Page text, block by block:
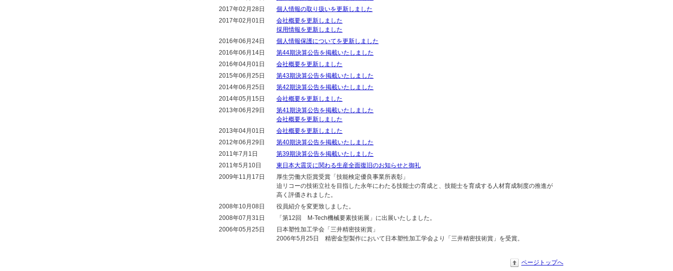
2017年02月28日
個人情報の取り扱いを更新しました
2017年02月01日
会社概要を更新しました
採用情報を更新しました
2016年06月24日
個人情報保護についてを更新しました
2016年06月14日
第44期決算公告を掲載いたしました
2016年04月01日
会社概要を更新しました
2015年06月25日
第43期決算公告を掲載いたしました
2014年06月25日
第42期決算公告を掲載いたしました
2014年05月15日
会社概要を更新しました
2013年06月29日
第41期決算公告を掲載いたしました
会社概要を更新しました
2013年04月01日
会社概要を更新しました
2012年06月29日
第40期決算公告を掲載いたしました
2011年7月1日
第39期決算公告を掲載いたしました
2011年5月10日
東日本大震災に関わる生産全面復旧のお知らせと御礼
2009年11月17日
厚生労働大臣賞受賞「技能検定優良事業所表彰」
迫リコーの技術立社を目指した永年にわたる技能士の育成と、技能士を育成する人材育成制度の推進が
高く評価されました。
2008年10月08日
役員紹介を変更致しました。
2008年07月31日
「第12回 M-Tech機械要素技術展」に出展いたしました。
2006年05月25日
日本塑性加工学会「三井精密技術賞」
2006年5月25日 精密金型製作において日本塑性加工学会より「三井精密技術賞」を受賞。
ページトップへ